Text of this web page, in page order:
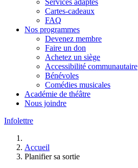
Services adaptés
Cartes-cadeaux
FAQ
Nos programmes
Devenez membre
Faire un don
Achetez un siège
Accessibilité communautaire
Bénévoles
Comédies musicales
Académie de théâtre
Nous joindre
Infolettre
Accueil
Planifier sa sortie